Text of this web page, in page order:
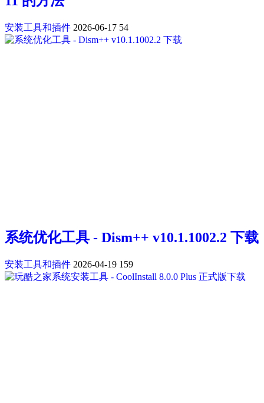
安装工具和插件 2026-06-17 54
系统优化工具 - Dism++ v10.1.1002.2 下载
安装工具和插件 2026-04-19 159